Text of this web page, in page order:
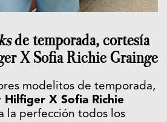
de temporada, cortesía
X Sofia Richie Grainge
modelitos de temporada,
Hilfiger X Sofia Richie
la perfección todos los